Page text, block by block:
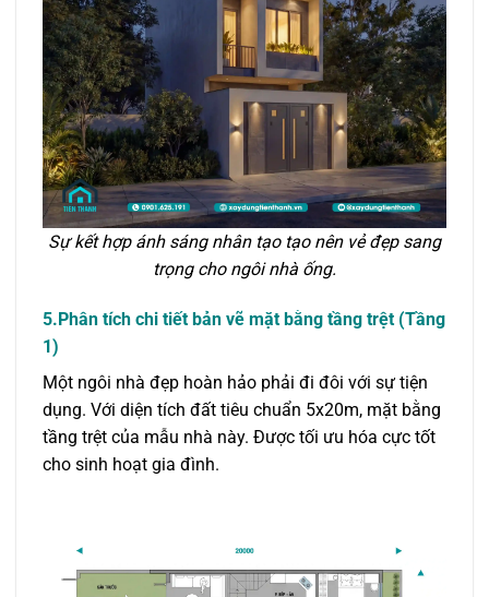
Sự kết hợp ánh sáng nhân tạo tạo nên vẻ đẹp sang
trọng cho ngôi nhà ống.
5.Phân tích chi tiết bản vẽ mặt bằng tầng trệt (Tầng
1)
Một ngôi nhà đẹp hoàn hảo phải đi đôi với sự tiện
dụng. Với diện tích đất tiêu chuẩn 5x20m, mặt bằng
tầng trệt của mẫu nhà này. Được tối ưu hóa cực tốt
cho sinh hoạt gia đình.